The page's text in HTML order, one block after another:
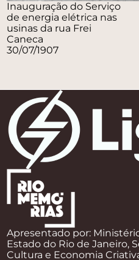
Inauguração do Serviço
de energia elétrica nas
usinas da rua Frei
Caneca
30/07/1907
Apresentado por:
Estado do Rio de Janeiro,
Cultura e Economia